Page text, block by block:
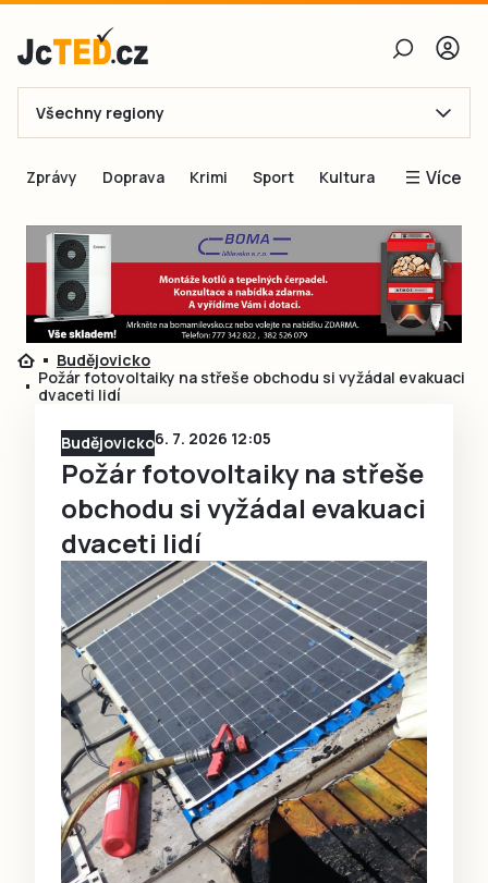
E-mail
Obnovit heslo
Přihlásit se
Přihlásit se přes Facebook
Všechny regiony
Zprávy Doprava Krimi Sport Kultura Více
Blogy
Inspirace
Čtenáři píší
Speciální přílohy
Budějovicko
Požár fotovoltaiky na střeše obchodu si vyžádal evakuaci
dvaceti lidí
Budějovicko6. 7. 2026 12:05
Požár fotovoltaiky na střeše
obchodu si vyžádal evakuaci
dvaceti lidí